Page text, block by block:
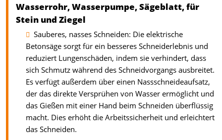
Wasserrohr, Wasserpumpe, Sägeblatt, für
Stein und Ziegel
Sauberes, nasses Schneiden: Die elektrische
Betonsäge sorgt für ein besseres Schneiderlebnis und
reduziert Lungenschäden, indem sie verhindert, dass
sich Schmutz während des Schneidvorgangs ausbreitet.
Es verfügt außerdem über einen Nassschneideaufsatz,
der das direkte Versprühen von Wasser ermöglicht und
das Gießen mit einer Hand beim Schneiden überflüssig
macht. Dies erhöht die Arbeitssicherheit und erleichtert
das Schneiden.